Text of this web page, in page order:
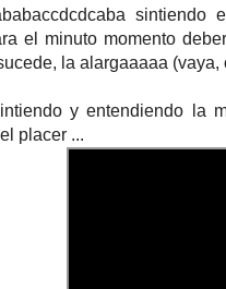
el minuto momento
la alargaaaaa
y entendiendo la
placer ...